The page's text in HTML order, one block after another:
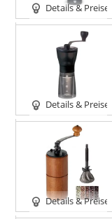
Details & Preise
Details & Preise
Details & Preise